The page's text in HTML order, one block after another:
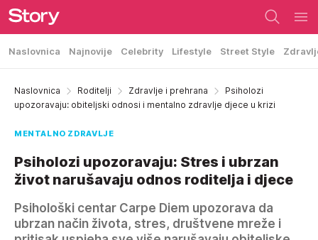
Naslovnica Najnovije Celebrity Lifestyle Street Style
Naslovnica Roditelji Zdravlje i prehrana
Psiholozi
upozoravaju: obiteljski odnosi i mentalno zdravlje djece u krizi
MENTALNO ZDRAVLJE
Psiholozi upozoravaju: Stres i ubrzan
život narušavaju odnos roditelja i djece
Psihološki centar Carpe Diem upozorava da
ubrzan način života, stres, društvene mreže i